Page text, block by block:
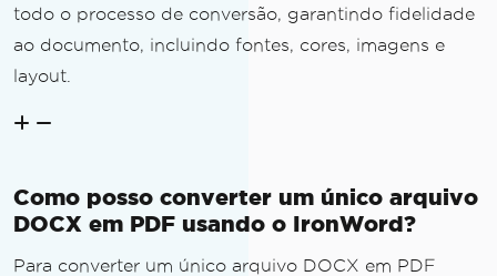
todo o processo de conversão, garantindo fidelidade
ao documento, incluindo fontes, cores, imagens e
layout.
Como posso converter um único arquivo
DOCX em PDF usando o IronWord?
Para converter um único arquivo DOCX em PDF